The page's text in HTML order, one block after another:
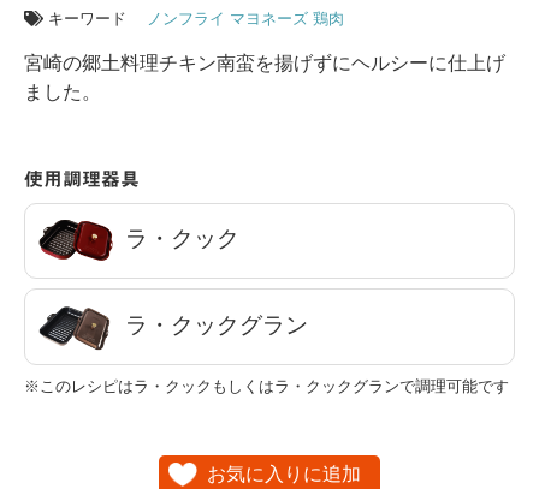
キーワード ノンフライ マヨネーズ 鶏肉
宮崎の郷土料理チキン南蛮を揚げずにヘルシーに仕上げ
ました。
使用調理器具
ラ・クック
ラ・クックグラン
※このレシピはラ・クックもしくはラ・クックグランで調理可能です
お気に入りに追加